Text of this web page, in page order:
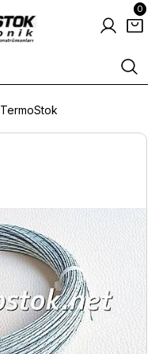
0
TermoStok